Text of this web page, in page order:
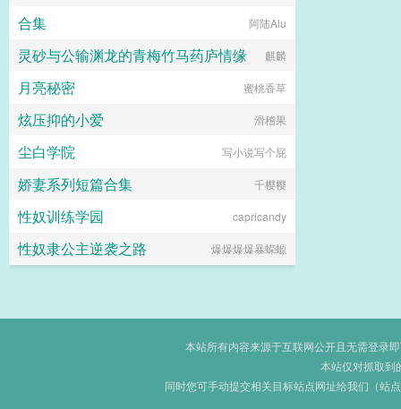
合集
阿陆Alu
灵砂与公输渊龙的青梅竹马药庐情缘 麒麟
月亮秘密 蜜桃香草
炫压抑的小爱 滑稽果
尘白学院 写小说写个屁
娇妻系列短篇合集 千樱樱
性奴训练学园 capricandy
性奴隶公主逆袭之路 爆爆爆爆暴蝾螈
本站所有内容来源于互联网公开且无需登录
本站仅对抓取到
同时您可手动提交相关目标站点网址给我们（站